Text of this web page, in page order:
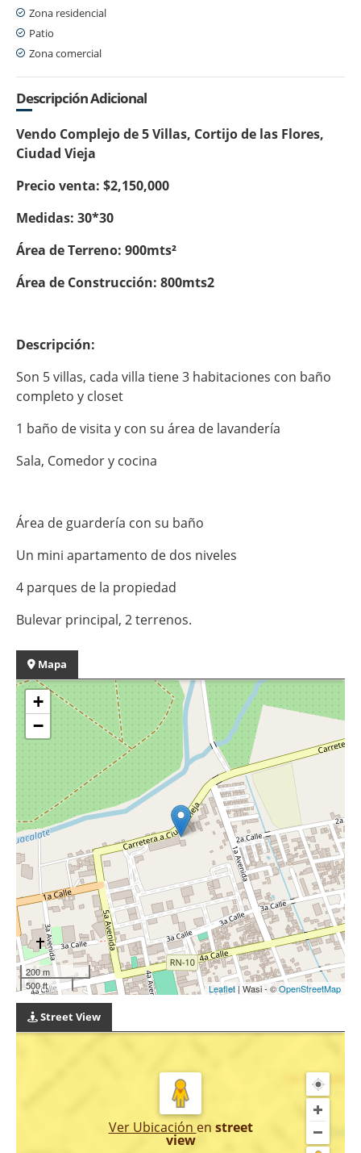
Zona residencial
Patio
Zona comercial
Descripción Adicional
Vendo Complejo de 5 Villas, Cortijo de las Flores,
Ciudad Vieja
Precio venta: $2,150,000
Medidas: 30*30
Área de Terreno: 900mts²
Área de Construcción: 800mts2
Descripción:
Son 5 villas, cada villa tiene 3 habitaciones con baño
completo y closet
1 baño de visita y con su área de lavandería
Sala, Comedor y cocina
Área de guardería con su baño
Un mini apartamento de dos niveles
4 parques de la propiedad
Bulevar principal, 2 terrenos.
Mapa
+
−
200 m
500 ft
Leaflet| Wasi - ©OpenStreetMap
Street View
Ver Ubicación en street
view